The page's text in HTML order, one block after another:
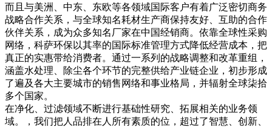
而且与美洲、中东、东欧等各领域国际客户有着广泛密切商务
战略合作关系，与全球知名耗材生产商保持友好、互助的合作
伙伴关系，成为众多知名厂家在中国经销商。依靠全球性采购
网络，科萨环保以其率的国际标准管理方式降低经营成本，把
真正的实惠带给消费者。通过一系列的战略调整和改革重组，
涵盖水处理、除尘各个环节的完整供给产业链企业，初步形成
了遍及各大主要城市的销售网络和事业格局，并辐射全球柒拾
多个国家。
在净化、过滤领域不断进行基础性研究、拓展相关的业务领
域。，我们把人品排在人所有素质的位，超过了智慧、创新、